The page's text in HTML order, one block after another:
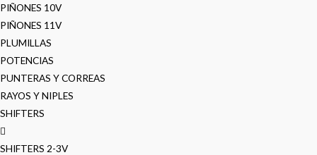
PIÑONES 10V
PIÑONES 11V
PLUMILLAS
POTENCIAS
PUNTERAS Y CORREAS
RAYOS Y NIPLES
SHIFTERS
SHIFTERS 2-3V